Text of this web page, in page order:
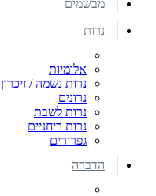
מבשמים
נרות
אלומיות
נרות נשמה / זיכרון
נרונים
נרות לשבת
נרות ריחניים
גפרורים
הדברה